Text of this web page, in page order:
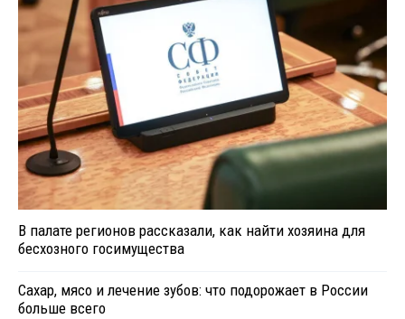
В палате регионов рассказали, как найти хозяина для
бесхозного госимущества
Сахар, мясо и лечение зубов: что подорожает в России
больше всего